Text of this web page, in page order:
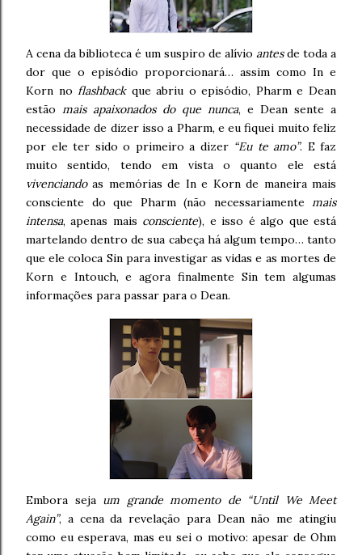
A cena da biblioteca é um suspiro de alívio antesde toda a
dor que o episódio proporcionará… assim como In e
Korn noflashbackque abriu o episódio, Pharm e Dean
estão mais apaixonados do que nunca, e Dean sente a
necessidade de dizer isso a Pharm, e eu fiquei muito feliz
por ele ter sido o primeiro a dizer “Eu te amo”. E faz
muito sentido, tendo em vista o quanto ele está
vivenciandoas memórias de In e Korn de maneira mais
consciente do que Pharm (não necessariamente mais
intensa, apenas mais consciente), e isso é algo que está
martelando dentro de sua cabeça há algum tempo… tanto
que ele coloca Sin para investigar as vidas e as mortes de
Korn e Intouch, e agora finalmente Sin tem algumas
informações para passar para o Dean.
Embora seja um grande momento de “Until We Meet
Again”, a cena da revelação para Dean não me atingiu
como eu esperava, mas eu sei o motivo: apesar de Ohm